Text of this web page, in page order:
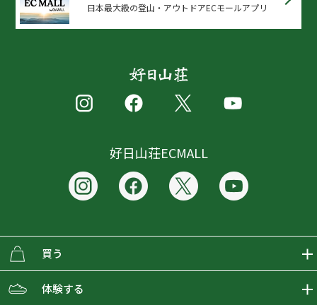
日本最大級の登山・アウトドアECモールアプリ
好日山荘ECMALL
買う
ECMALLの商品をさがす
体験する